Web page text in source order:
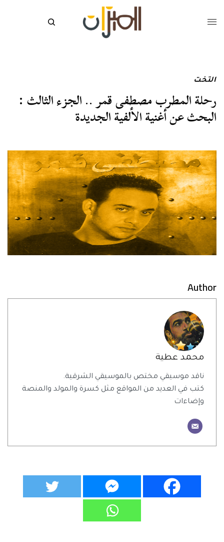
التخت
رحلة المطرب مصطفى قمر .. الجزء الثالث :
البحث عن أغنية الألفية الجديدة
Author
محمد عطية
ناقد موسيقي مختص بالموسيقي الشرقية.
كتب في العديد من المواقع مثل كسرة والمولد والمنصة
وإضاءات